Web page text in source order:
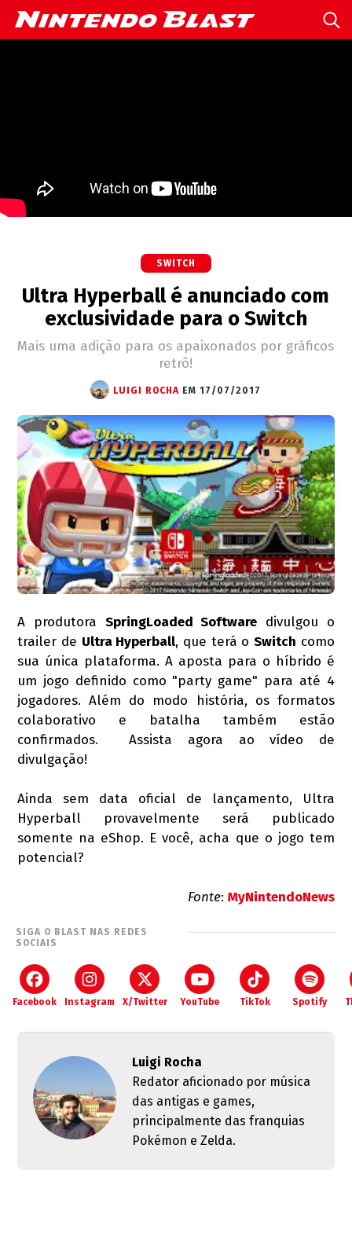
SWITCH
Ultra Hyperball é anunciado com
exclusividade para o Switch
Mais uma adição para os apaixonados por gráficos
retrô!
LUIGI ROCHA EM 17/07/2017
A produtora SpringLoaded Software divulgou o
trailer de Ultra Hyperball, que terá o Switch como
sua única plataforma. A aposta para o híbrido é
um jogo definido como "party game" para até 4
jogadores. Além do modo história, os formatos
colaborativo e batalha também estão
confirmados. Assista agora ao vídeo de
divulgação!
Ainda sem data oficial de lançamento, Ultra
Hyperball provavelmente será publicado
somente na eShop. E você, acha que o jogo tem
potencial?
Fonte: MyNintendoNews
SIGA O BLAST NAS REDES
SOCIAIS
Facebook Instagram X/Twitter YouTube TikTok Spotify
Luigi Rocha
Redator aficionado por música
das antigas e games,
principalmente das franquias
Pokémon e Zelda.